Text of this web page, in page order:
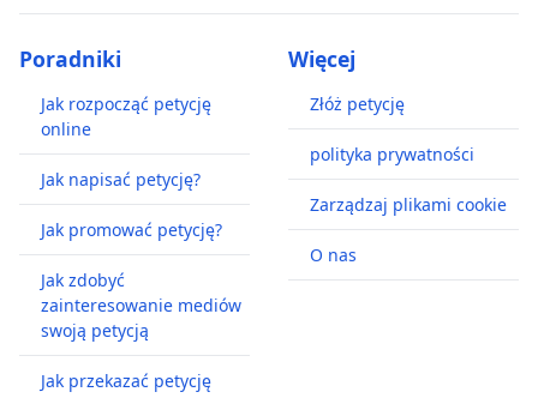
Poradniki
Jak rozpocząć petycję
online
Jak napisać petycję?
Jak promować petycję?
Jak zdobyć
zainteresowanie mediów
swoją petycją
Jak przekazać petycję
Więcej
Złóż petycję
polityka prywatności
Zarządzaj plikami cookie
O nas